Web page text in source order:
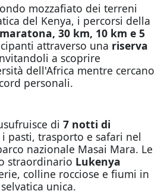
mozzafiato dei terreni
del Kenya, i percorsi della
30 km, 10 km e 5
attraverso una riserva
a scoprire
dell'Africa mentre cercano
personali.
di 7 notti di
pasti, trasporto e safari nel
nazionale Masai Mara. Le
straordinario Lukenya
colline rocciose e fiumi in
unica.